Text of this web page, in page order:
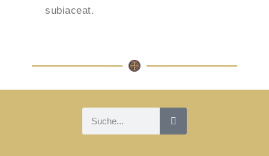
subiaceat.